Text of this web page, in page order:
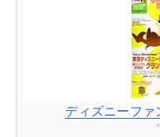
ディズニーファ